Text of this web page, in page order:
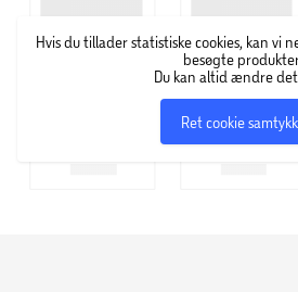
Hvis du tillader statistiske cookies, kan vi
besøgte
Du kan altid ændre
Ret cookie